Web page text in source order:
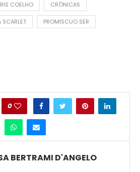
COELHO CRÔNICAS
SCARLET PROMISCUO SER
0
BERTRAMI D'ANGELO